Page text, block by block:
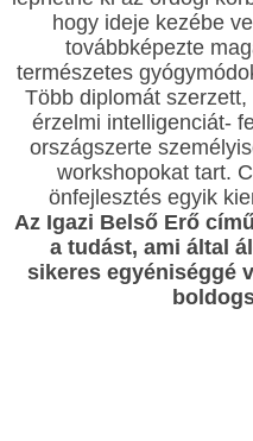
hogy ideje kezébe
továbbképezte
természetes
Több diplomát
érzelmi intelligenciát-
országszerte
workshopokat tart.
önfejlesztés egyik
Az Igazi Belső Erő
a tudást, ami által
sikeres egyéniséggé